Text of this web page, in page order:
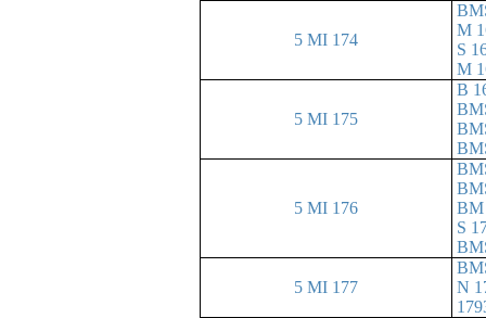
5 MI 174
M
S
M
5 MI 175
B
5 MI 176
BM
S
5 MI 177
N